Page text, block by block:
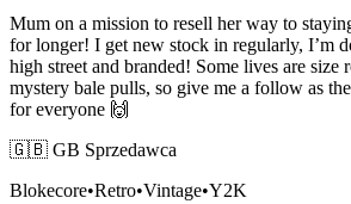
Mum on a mission to resell her way to
for longer! I get new stock in regularly, I’m
high street and branded! Some lives are size
mystery bale pulls, so give me a follow as
for everyone 🙌
🇬🇧 GB Sprzedawca
Blokecore•Retro•Vintage•Y2K